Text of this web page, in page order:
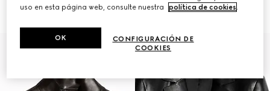
33.600 kr.
26.000 kr.
uso en esta página web, consulte nuestra
política de cookies.
CONFIGURACIÓN DE
COOKIES
OK